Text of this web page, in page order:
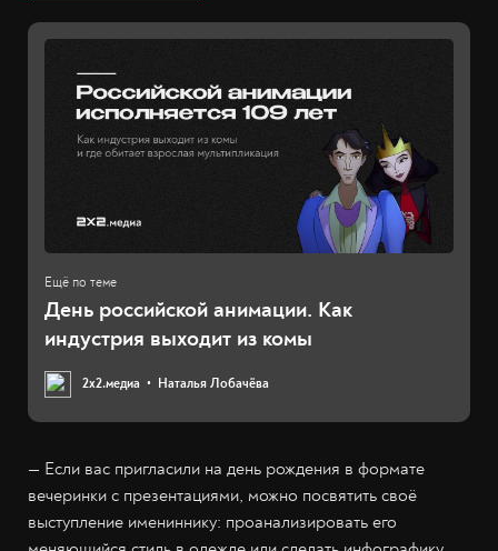
День российской анимации. Как
индустрия выходит из комы
2х2.медиа Наталья Лобачёва
— Если вас пригласили на день рождения в формате
вечеринки с презентациями, можно посвятить своё
выступление имениннику: проанализировать его